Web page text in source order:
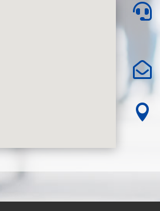


